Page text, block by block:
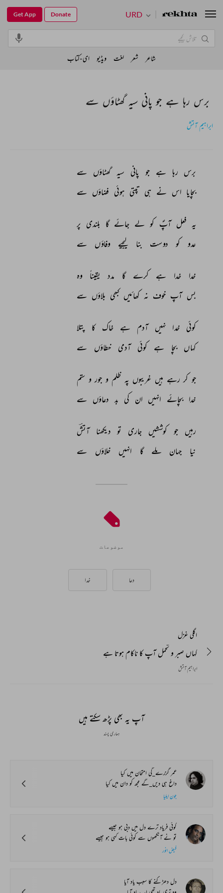
برس رہا ہے جو پانی سیہ گھٹاؤں سے
ابراہیم آتش
برس رہا ہے جو پانی سیہ گھٹاؤں
سے
بچایا اس نے ہی تپتی ہوئی فضاؤں سے
یہ فعل آپؐ کو لے جائے گا بلندی پر
عدو
کو دوست بنا لیجیے وفاؤں سے
خدا خدا ہے کرے گا مدد یقیناً
وہ
بس آپ خوف نہ کھائیں کبھی بلاؤں سے
کوئی خدا نہیں آدم ہے خاک کا
پتلا
کہاں
بچا ہے کوئی آدمی خطاؤں سے
جو کر رہے ہیں غریبوں پہ ظلم و جور و ستم
خدا بچائے انہیں ان کی بد دعاؤں سے
رہیں جو کوششیں جاری تو دیکھنا آتشؔ
نیا
جہان ملے گا انہیں خلاؤں سے
موضوعات
دعا خدا
اگلی غزل
کہاں صبر و تحمل آپ کا ناکام ہوتا ہے
ابراہیم آتش
آپ یہ بھی پڑھ سکتے ہیں
ہماری پسند
عمر گزرے_گی امتحان میں کیا
داغ ہی دیں_گے مجھ کو دان میں کیا
جون ایلیا
کوئی فریاد ترے دل میں دبی ہو جیسے
تو نے آنکھوں سے کوئی بات کہی ہو جیسے
فیض انور
دل دھڑکنے کا سبب یاد آیا
URD
Get App Donate
شاعر شعر لغت ویڈیو ای-کتاب